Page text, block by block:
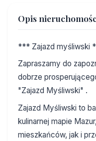
Opis
*** Zajazd myśliwski
Zapraszamy do
dobrze
"Zajazd Myśliwski" .
Zajazd Myśliwski to
kulinarnej mapie
mieszkańców, jak i